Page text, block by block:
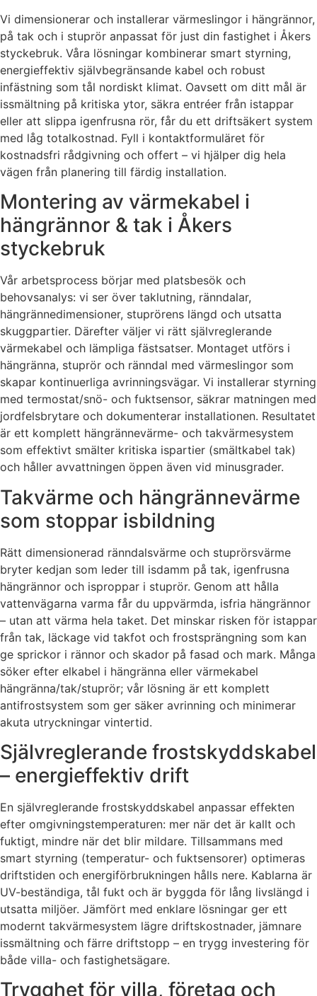
Vi dimensionerar och installerar värmeslingor i hängrännor,
på tak och i stuprör anpassat för just din fastighet i Åkers
styckebruk. Våra lösningar kombinerar smart styrning,
energieffektiv självbegränsande kabel och robust
infästning som tål nordiskt klimat. Oavsett om ditt mål är
issmältning på kritiska ytor, säkra entréer från istappar
eller att slippa igenfrusna rör, får du ett driftsäkert system
med låg totalkostnad. Fyll i kontaktformuläret för
kostnadsfri rådgivning och offert – vi hjälper dig hela
vägen från planering till färdig installation.
Montering av värmekabel i
hängrännor & tak i Åkers
styckebruk
Vår arbetsprocess börjar med platsbesök och
behovsanalys: vi ser över taklutning, ränndalar,
hängrännedimensioner, stuprörens längd och utsatta
skuggpartier. Därefter väljer vi rätt självreglerande
värmekabel och lämpliga fästsatser. Montaget utförs i
hängränna, stuprör och ränndal med värmeslingor som
skapar kontinuerliga avrinningsvägar. Vi installerar styrning
med termostat/snö- och fuktsensor, säkrar matningen med
jordfelsbrytare och dokumenterar installationen. Resultatet
är ett komplett hängrännevärme- och takvärmesystem
som effektivt smälter kritiska ispartier (smältkabel tak)
och håller avvattningen öppen även vid minusgrader.
Takvärme och hängrännevärme
som stoppar isbildning
Rätt dimensionerad ränndalsvärme och stuprörsvärme
bryter kedjan som leder till isdamm på tak, igenfrusna
hängrännor och isproppar i stuprör. Genom att hålla
vattenvägarna varma får du uppvärmda, isfria hängrännor
– utan att värma hela taket. Det minskar risken för istappar
från tak, läckage vid takfot och frostsprängning som kan
ge sprickor i rännor och skador på fasad och mark. Många
söker efter elkabel i hängränna eller värmekabel
hängränna/tak/stuprör; vår lösning är ett komplett
antifrostsystem som ger säker avrinning och minimerar
akuta utryckningar vintertid.
Självreglerande frostskyddskabel
– energieffektiv drift
En självreglerande frostskyddskabel anpassar effekten
efter omgivningstemperaturen: mer när det är kallt och
fuktigt, mindre när det blir mildare. Tillsammans med
smart styrning (temperatur- och fuktsensorer) optimeras
driftstiden och energiförbrukningen hålls nere. Kablarna är
UV-beständiga, tål fukt och är byggda för lång livslängd i
utsatta miljöer. Jämfört med enklare lösningar ger ett
modernt takvärmesystem lägre driftskostnader, jämnare
issmältning och färre driftstopp – en trygg investering för
både villa- och fastighetsägare.
Trygghet för villa, företag och